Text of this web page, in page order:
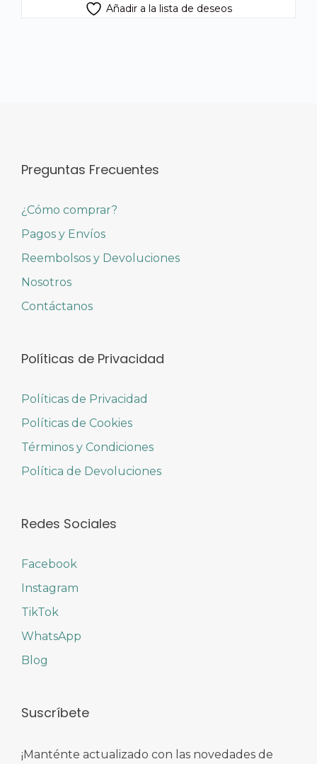
Añadir a la lista de deseos
Preguntas Frecuentes
¿Cómo comprar?
Pagos y Envíos
Reembolsos y Devoluciones
Nosotros
Contáctanos
Políticas de Privacidad
Políticas de Privacidad
Políticas de Cookies
Términos y Condiciones
Política de Devoluciones
Redes Sociales
Facebook
Instagram
TikTok
WhatsApp
Blog
Suscríbete
¡Manténte actualizado con las novedades de